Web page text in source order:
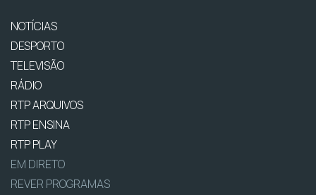
NOTÍCIAS
DESPORTO
TELEVISÃO
RÁDIO
RTP ARQUIVOS
RTP ENSINA
RTP PLAY
EM DIRETO
REVER PROGRAMAS